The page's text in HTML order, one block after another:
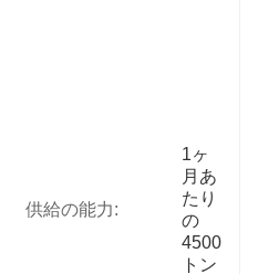
供給の能力:
1ヶ
月あ
たり
の
4500
トン